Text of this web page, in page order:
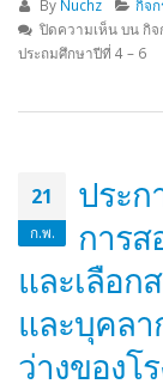
By Nuchz กิจก
ปิดความเห็นบน กิจ
ประถมศึกษาปีที่ 4 – 6
21
ก.พ.
ประก
การส
และเลือก
และบุคล
ว่างของโ